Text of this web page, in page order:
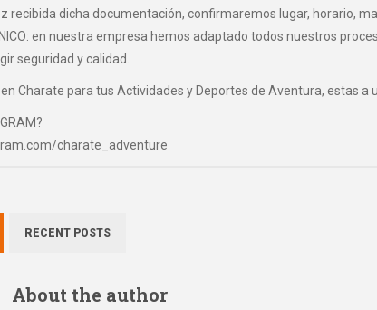
recibida dicha documentación, confirmaremos lugar, horario,
en nuestra empresa hemos adaptado todos nuestros
seguridad y calidad.
Charate para tus Actividades y Deportes de Aventura, estas a un
charate_adventure
RECENT POSTS
About the author